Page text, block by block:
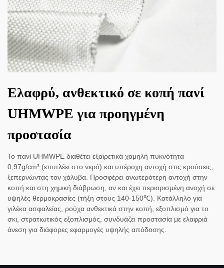
Ελαφρύ, ανθεκτικό σε κοπή πανί
UHMWPE για προηγμένη
προστασία
Το πανί UHMWPE διαθέτει εξαιρετικά χαμηλή πυκνότητα
0,97g/cm³ (επιπλέει στο νερό) και υπέροχη αντοχή στις κρούσεις,
ξεπερνώντας τον χάλυβα. Προσφέρει ανωτερότερη αντοχή στην
κοπή και στη χημική διάβρωση, αν και έχει περιορισμένη ανοχή σε
υψηλές θερμοκρασίες (τήξη στους 140-150℃). Κατάλληλο για
γιλέκα ασφαλείας, ρούχα ανθεκτικά στην κοπή, εξοπλισμό για το
σκι, στρατιωτικός εξοπλισμός, συνδυάζει προστασία με ελαφριά
άνεση για διάφορες εφαρμογές υψηλής απόδοσης.